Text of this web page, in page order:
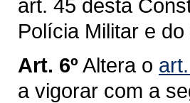
art. 45 desta
Polícia Militar e
Art. 6º Altera o
a vigorar com a